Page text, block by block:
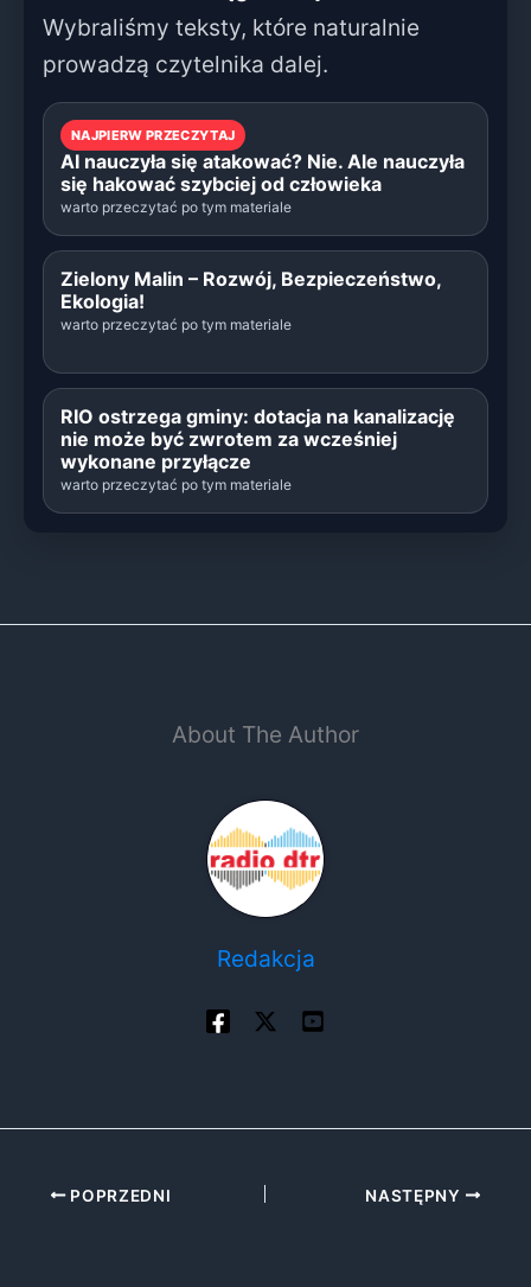
Wybraliśmy teksty, które naturalnie
prowadzą czytelnika dalej.
NAJPIERW PRZECZYTAJ
AI nauczyła się atakować? Nie. Ale nauczyła
się hakować szybciej od człowieka
warto przeczytać po tym materiale
Zielony Malin – Rozwój, Bezpieczeństwo,
Ekologia!
warto przeczytać po tym materiale
RIO ostrzega gminy: dotacja na kanalizację
nie może być zwrotem za wcześniej
wykonane przyłącze
warto przeczytać po tym materiale
About The Author
Redakcja
POPRZEDNI NASTĘPNY